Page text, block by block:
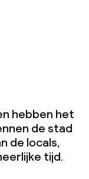
hebben het
de stad
de locals,
tijd.